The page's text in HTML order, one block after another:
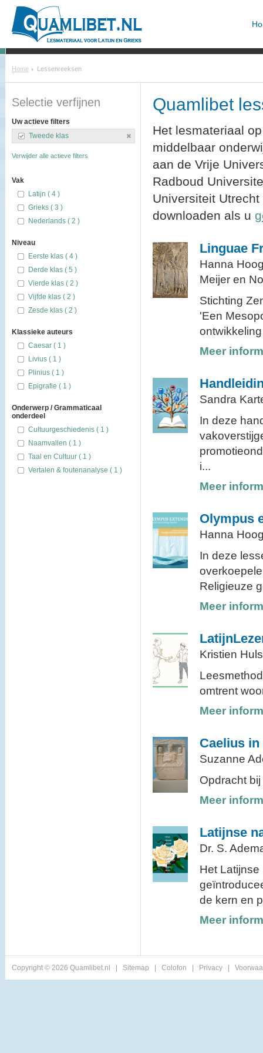
Home Lessenreeksen
Selectie verfijnen
Uw actieve filters
Tweede klas
Verwijder alle actieve filters
Vak
Latijn ( 4 )
Grieks ( 3 )
Nederlands ( 2 )
Niveau
Eerste klas ( 4 )
Derde klas ( 5 )
Vierde klas ( 2 )
Vijfde klas ( 2 )
Zesde klas ( 2 )
Klassieke auteurs
Caesar ( 1 )
Livius ( 1 )
Plinius ( 1 )
Epigrafie ( 1 )
Onderwerp / Grammaticaal
onderdeel
Cultuurgeschiedenis ( 1 )
Naamvallen ( 1 )
Taal en Cultuur ( 1 )
Vertalen & foutenanalyse ( 1 )
Quamlibet
Het lesmateriaal
middelbaar
aan de Vrije
Radboud
Universiteit
downloaden als u
Linguae
Hanna
Meijer en
Stichting
'Een
Meer
Sandra
In deze
i...
Meer
Olympus
Hanna
In deze
Religieuze
Meer
Kristien
omtrent
Meer
Caelius in
Suzanne
Opdracht
Meer
Latijnse
Dr. S.
Het
de kern en
Meer
Copyright © 2026 Quamlibet.nl Sitemap Colofon Privacy